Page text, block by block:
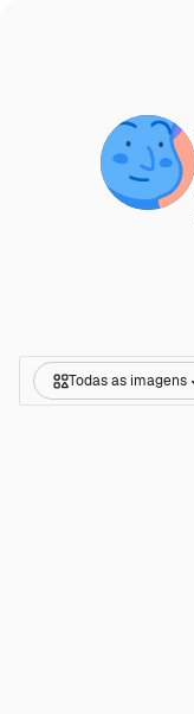
Todas as imagens